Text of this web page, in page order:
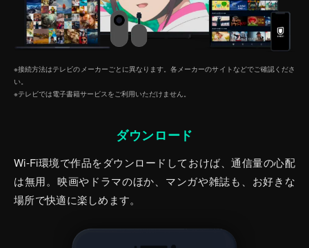
※接続方法はテレビのメーカーごとに異なります。各メーカーのサイトなどでご確認くださ
い。
※テレビでは電子書籍サービスをご利⽤いただけません。
ダウンロード
Wi-Fi環境で作品をダウンロードしておけば、通信量の心配
は無用。映画やドラマのほか、マンガや雑誌も、お好きな
場所で快適に楽しめます。